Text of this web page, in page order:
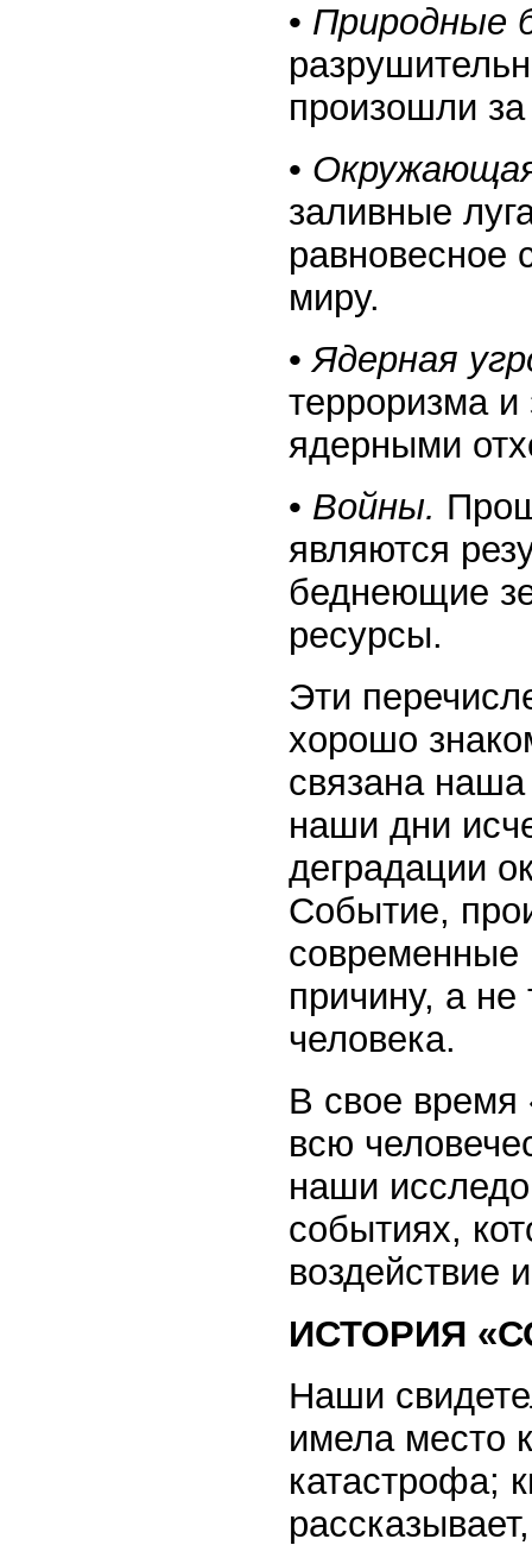
• Природные
произошли
•
заливные
равновесное
миру.
•Ядерная
терроризма
ядерными
• Войны.
являются
беднеющие
ресурсы.
Эти
хорошо
связана
наши дни
деградации
Событие,
причину, а
человека.
В свое время
всю
наши
событиях,
ИСТОРИЯ
Наши
имела место
катастрофа;